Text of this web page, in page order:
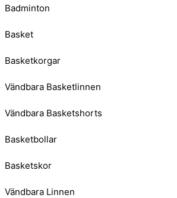
Badminton
Basket
Basketkorgar
Vändbara Basketlinnen
Vändbara Basketshorts
Basketbollar
Basketskor
Vändbara Linnen